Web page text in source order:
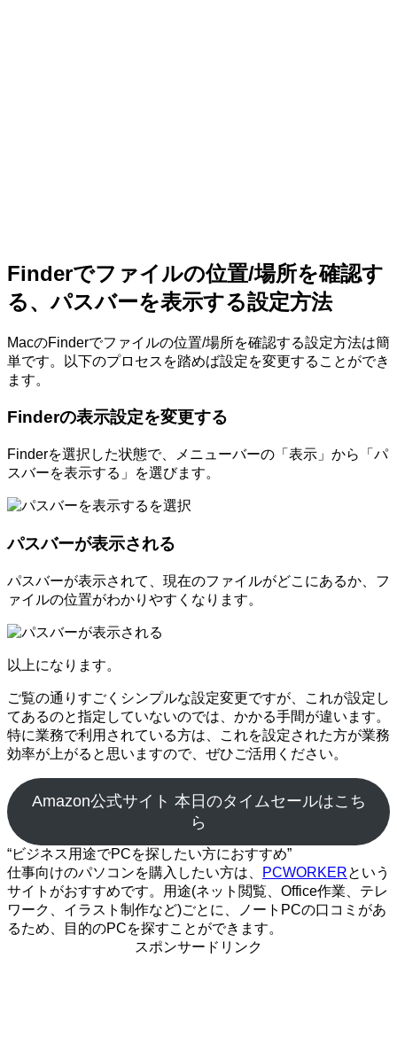
Finderでファイルの位置/場所を確認す
る、パスバーを表示する設定方法
MacのFinderでファイルの位置/場所を確認する設定方法は簡
単です。以下のプロセスを踏めば設定を変更することができ
ます。
Finderの表示設定を変更する
Finderを選択した状態で、メニューバーの「表示」から「パ
スバーを表示する」を選びます。
パスバーが表示される
パスバーが表示されて、現在のファイルがどこにあるか、フ
ァイルの位置がわかりやすくなります。
以上になります。
ご覧の通りすごくシンプルな設定変更ですが、これが設定し
てあるのと指定していないのでは、かかる手間が違います。
特に業務で利用されている方は、これを設定された方が業務
効率が上がると思いますので、ぜひご活用ください。
Amazon公式サイト 本日のタイムセールはこち
ら
“ビジネス用途でPCを探したい方におすすめ”
仕事向けのパソコンを購入したい方は、
PCWORKERという
サイトがおすすめです。用途(ネット閲覧、Office作業、テレ
ワーク、イラスト制作など)ごとに、ノートPCの口コミがあ
るため、目的のPCを探すことができます。
スポンサードリンク